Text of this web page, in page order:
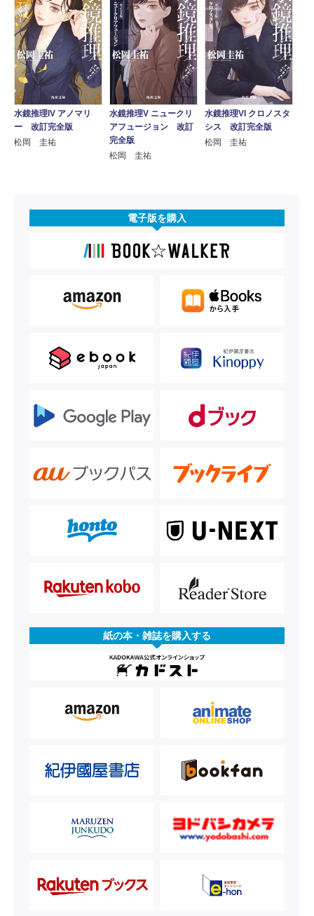
水鏡推理IV アノマリ
ー 改訂完全版
松岡 圭祐
水鏡推理V ニュークリ
アフュージョン 改訂
完全版
松岡 圭祐
水鏡推理VI クロノスタ
シス 改訂完全版
松岡 圭祐
電子版を購入
紙の本・雑誌を購入する